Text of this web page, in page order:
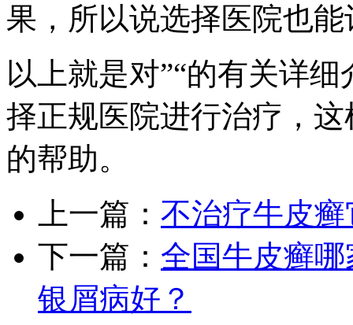
果，所以说选择医院也
以上就是对”“的有关详
择正规医院进行治疗，
的帮助。
上一篇： 不治疗牛皮
下一篇： 全国牛皮癣
银屑病好？